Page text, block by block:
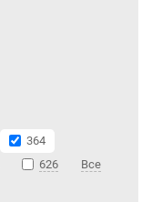
364
626 Все